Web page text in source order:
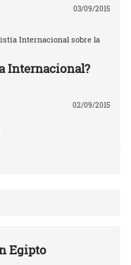
03/09/2015
Internacional sobre la
Internacional?
02/09/2015
Egipto